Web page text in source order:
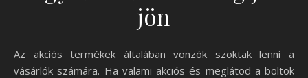
jön
Az akciós termékek általában vonzók szoktak lenni a
vásárlók számára. Ha valami akciós és meglátod a boltok